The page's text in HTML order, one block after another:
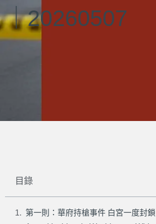
｜20260507
目錄
第一則：華府持槍事件 白宮一度封鎖